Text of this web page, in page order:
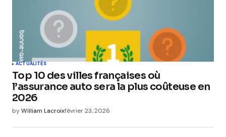
ACTUALITÉS
Top 10 des villes françaises où
l’assurance auto sera la plus coûteuse en
2026
byWilliam Lacroixfévrier 23, 2026